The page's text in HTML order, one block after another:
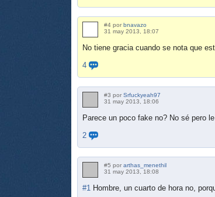
#4 por bnavazo
31 may 2013, 18:07
No tiene gracia cuando se nota que
4
#3 por Srfuckyeah97
31 may 2013, 18:06
Parece un poco fake no? No sé pero
2
#5 por arthas_menethil
31 may 2013, 18:08
#1 Hombre, un cuarto de hora no,